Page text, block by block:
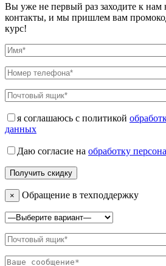
Вы уже не первый раз заходите к нам
контакты, и мы пришлем вам
курс!
я соглашаюсь с политикой
данных
Даю согласие на обработку
× Обращение в техподдержку